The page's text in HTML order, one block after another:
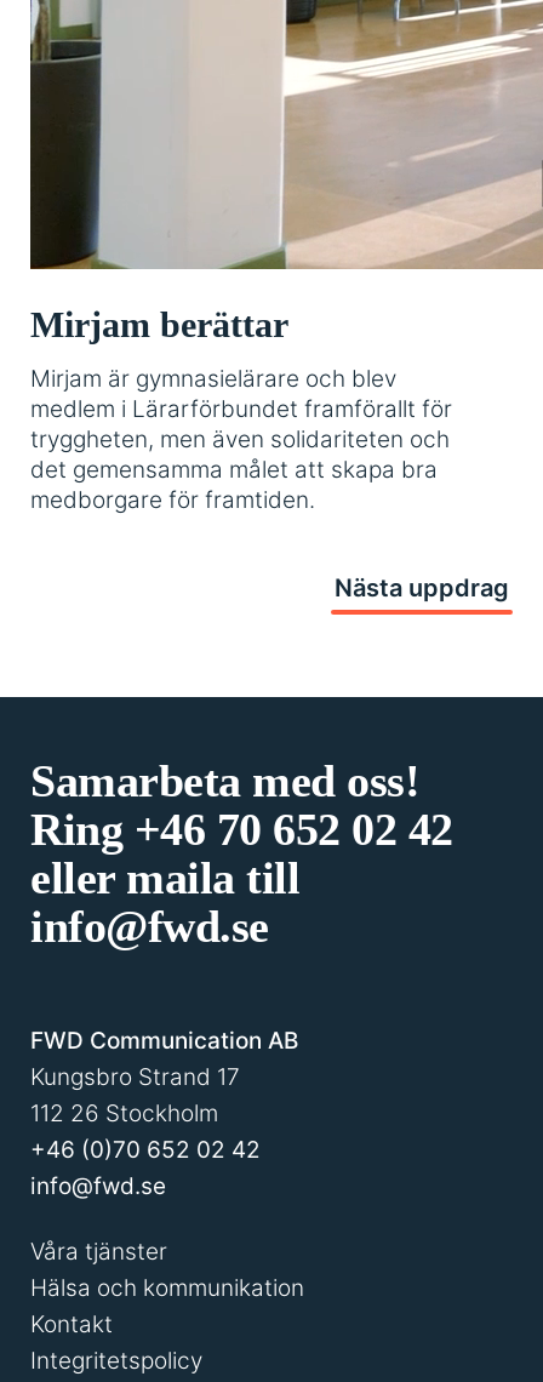
Mirjam berättar
Mirjam är gymnasielärare och blev
medlem i Lärarförbundet framförallt för
tryggheten, men även solidariteten och
det gemensamma målet att skapa bra
medborgare för framtiden.
Nästa uppdrag
Samarbeta med oss!
Ring +46 70 652 02 42
eller maila till
info@fwd.se
FWD Communication AB
Kungsbro Strand 17
112 26 Stockholm
+46 (0)70 652 02 42
info@fwd.se
Våra tjänster
Hälsa och kommunikation
Kontakt
Integritetspolicy